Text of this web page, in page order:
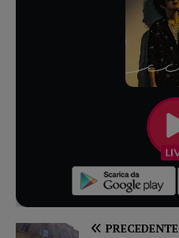
PRECEDENTE